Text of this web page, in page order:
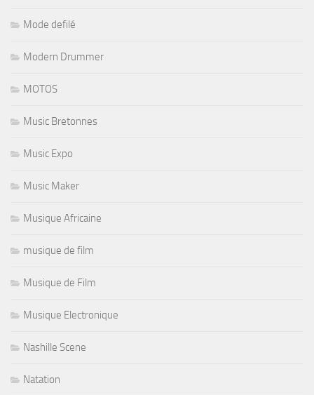
Mode defilé
Modern Drummer
MOTOS
Music Bretonnes
Music Expo
Music Maker
Musique Africaine
musique de film
Musique de Film
Musique Electronique
Nashille Scene
Natation